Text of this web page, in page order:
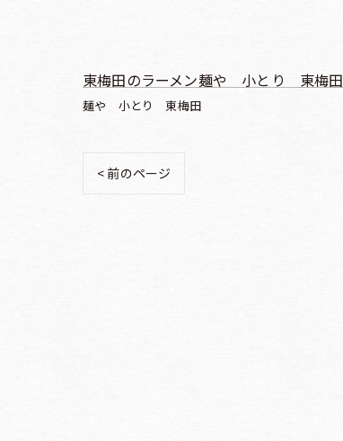
東梅田のラーメン麺や 小とり 東梅田
麺や 小とり 東梅田
< 前のページ